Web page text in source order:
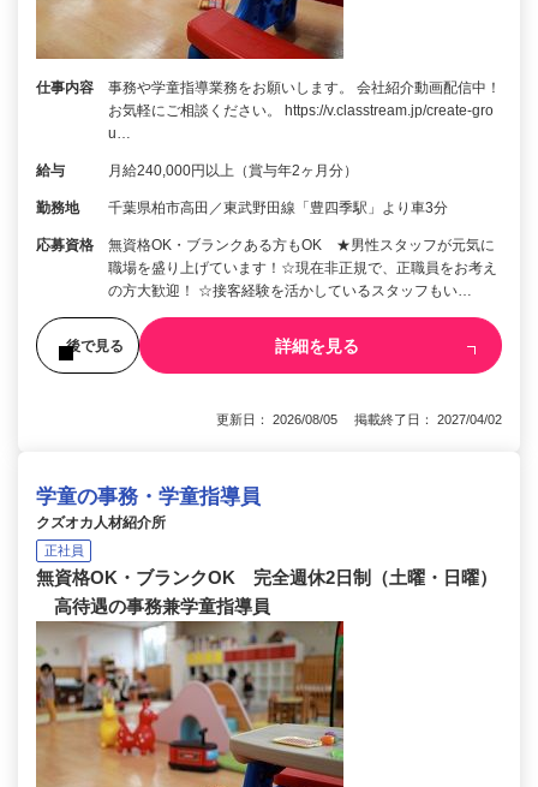
仕事内容
事務や学童指導業務をお願いします。 会社紹介動画配信中！
お気軽にご相談ください。 https://v.classtream.jp/create-gro
u…
給与 月給240,000円以上（賞与年2ヶ月分）
勤務地 千葉県柏市高田／東武野田線「豊四季駅」より車3分
応募資格
無資格OK・ブランクある方もOK ★男性スタッフが元気に
職場を盛り上げています！☆現在非正規で、正職員をお考え
の方大歓迎！ ☆接客経験を活かしているスタッフもい…
後で見る 詳細を見る
更新日： 2026/08/05 掲載終了日： 2027/04/02
学童の事務・学童指導員
クズオカ人材紹介所
正社員
無資格OK・ブランクOK 完全週休2日制（土曜・日曜）
高待遇の事務兼学童指導員